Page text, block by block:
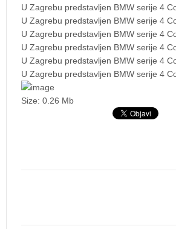
U Zagrebu predstavljen BMW serije 4
U Zagrebu predstavljen BMW serije 4
U Zagrebu predstavljen BMW serije 4
U Zagrebu predstavljen BMW serije 4
U Zagrebu predstavljen BMW serije 4
U Zagrebu predstavljen BMW serije 4
Size: 0.26 Mb